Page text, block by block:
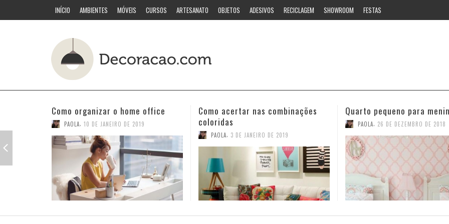
INÍCIO AMBIENTES MÓVEIS CURSOS ARTESANATO OBJETOS ADESIVOS RECICLAGEM SHOWROOM FESTAS
Como acertar nas combinações
coloridas
PAOLA, 3 DE JANEIRO DE 2019
Quarto pequeno para meninas
PAOLA, 26 DE DEZEMBRO DE 2018
Ideias estilosas para o
PAOLA 12 DE NOVEMBRO DE 2018